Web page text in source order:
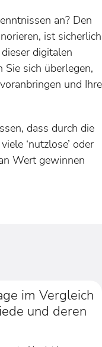
an? Den
ist sicherlich
digitalen
Sie sich überlegen,
und Ihre
dass durch die
‘nutzlose’ oder
Wert gewinnen
im Vergleich
und deren